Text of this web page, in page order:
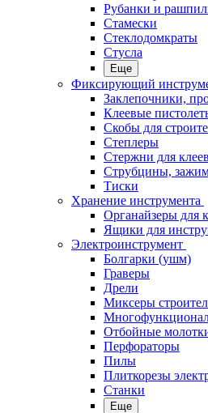
Рубанки и
Стамески
Стеклодомкраты
Стусла
Еще
Фиксирующий
Заклепочники,
Клеевые
Скобы для
Степлеры
Стержни для
Струбцины,
Тиски
Хранение инструмента
Органайзеры для
Ящики для
Электроинструмент
Болгарки (ушм)
Граверы
Дрели
Миксеры
Отбойные
Перфораторы
Пилы
Плиткорезы
Станки
Еще